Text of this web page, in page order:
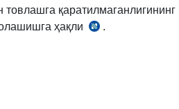
қаратилмаганлигининг
ҳақли
СК
.